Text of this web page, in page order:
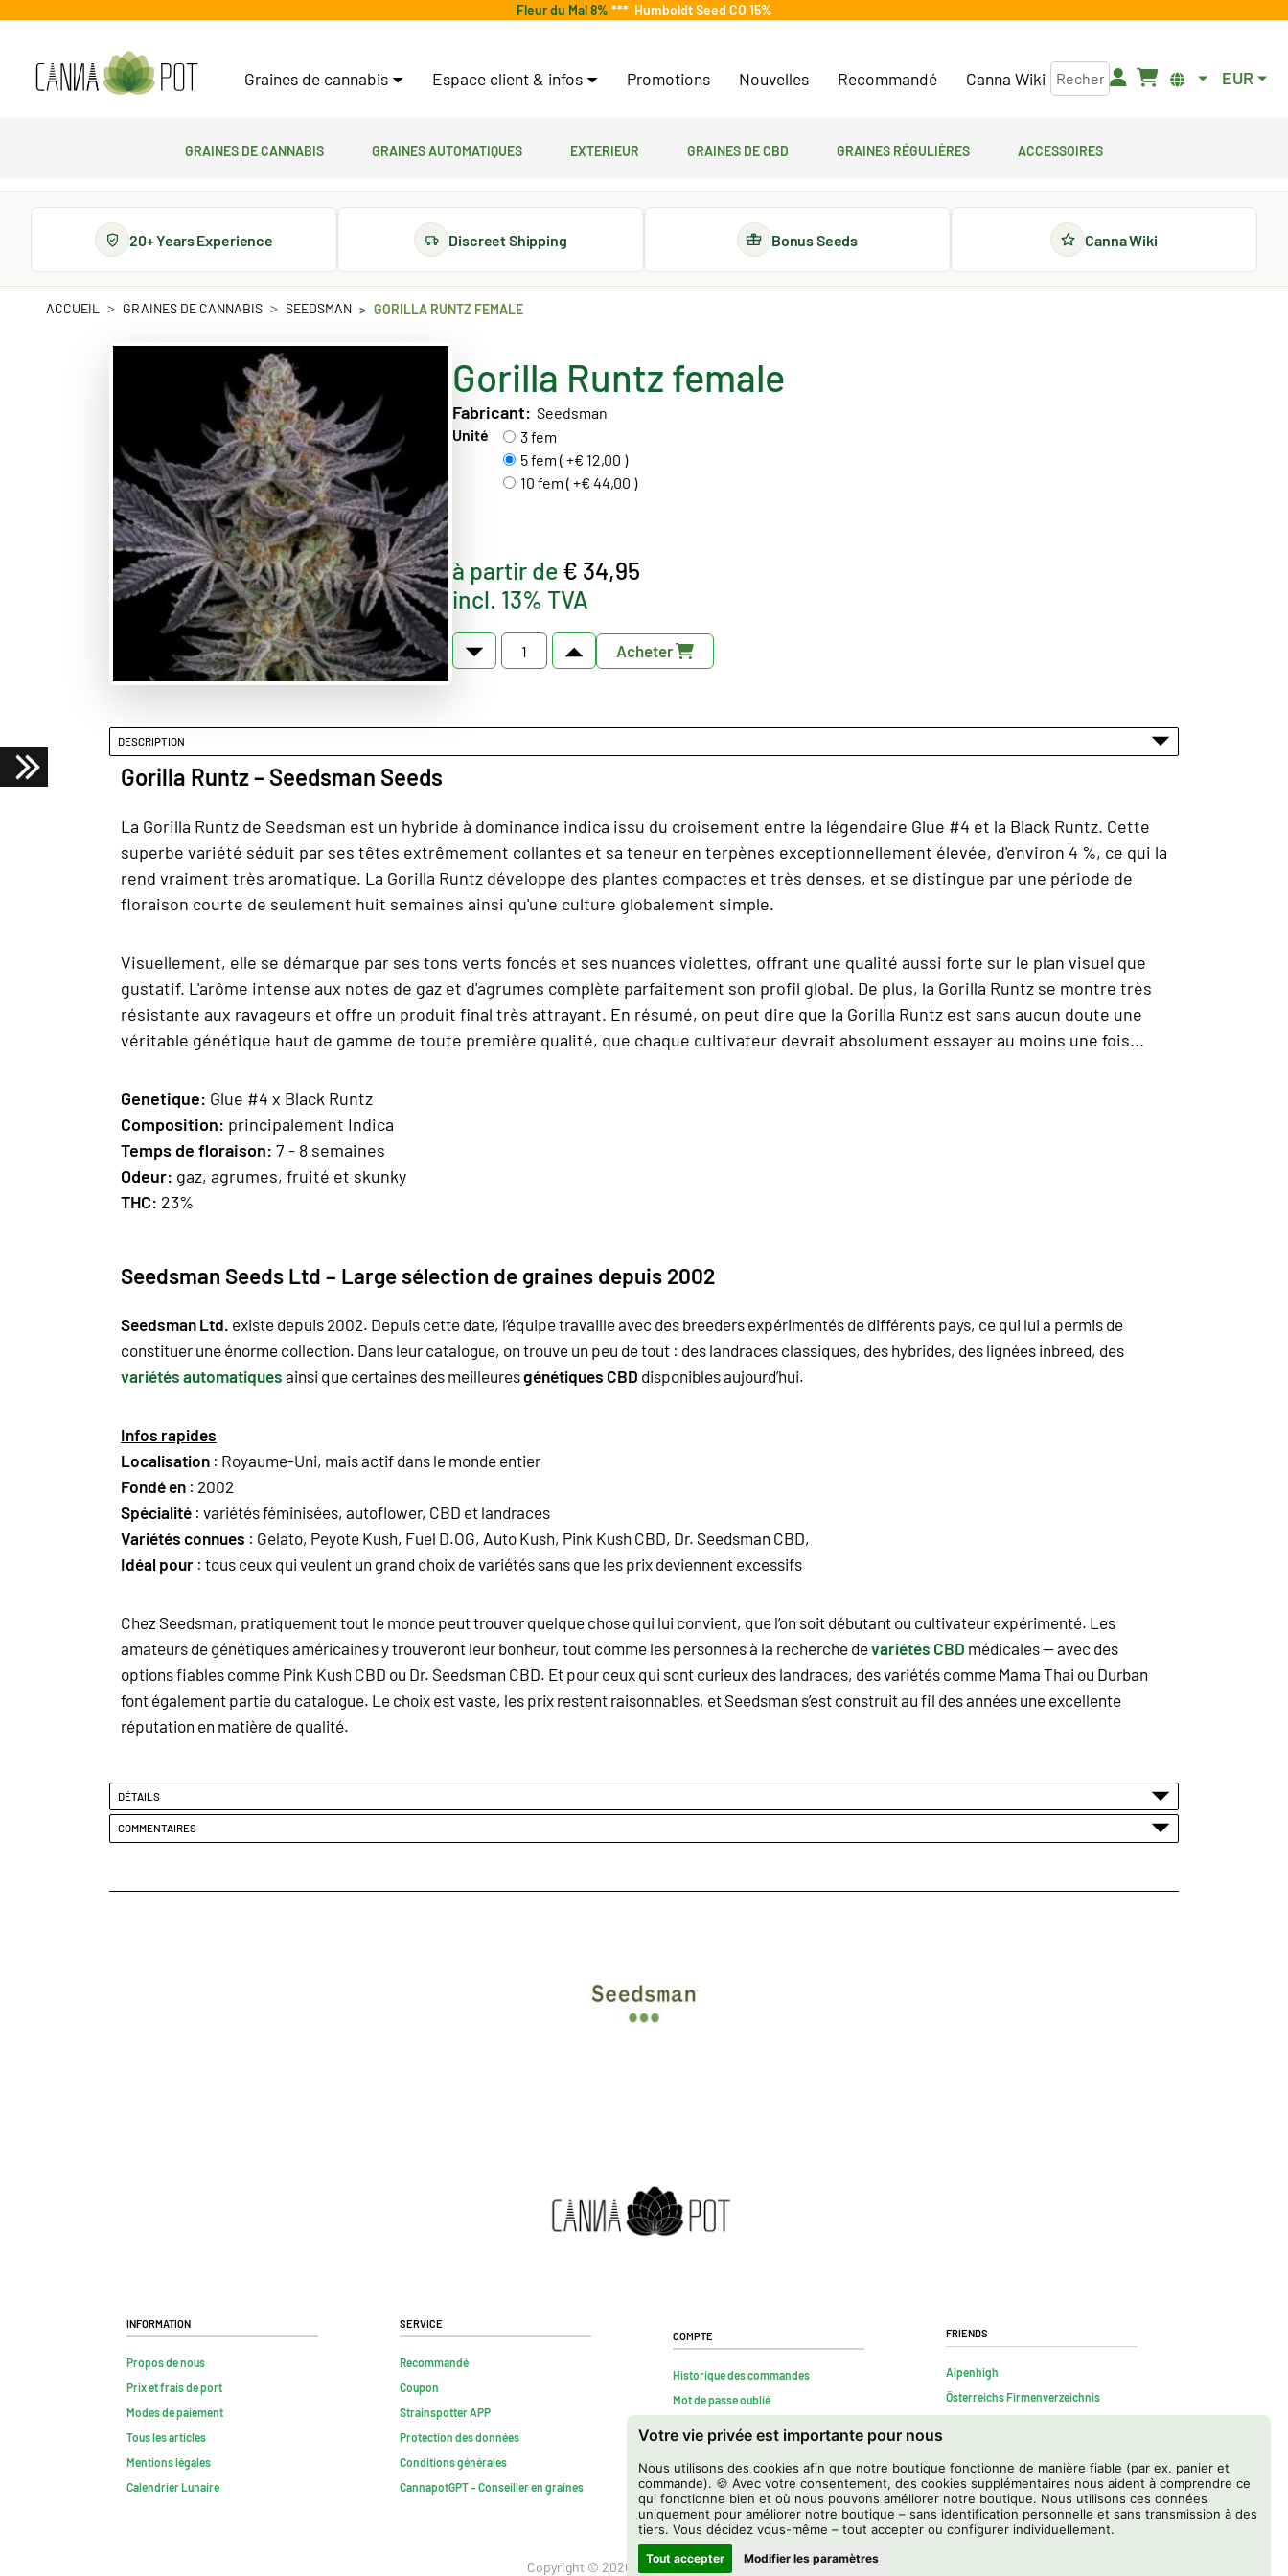
Votre vie privée est importante pour nous
Nous utilisons des cookies afin que notre boutique fonctionne de manière fiable (par ex. panier et
commande). 🍪 Avec votre consentement, des cookies supplémentaires nous aident à comprendre ce
qui fonctionne bien et où nous pouvons améliorer notre boutique. Nous utilisons ces données
uniquement pour améliorer notre boutique – sans identification personnelle et sans transmission à des
tiers. Vous décidez vous-même – tout accepter ou configurer individuellement.
Tout accepter Modifier les paramètres
Fleur du Mal 8% *** Humboldt Seed CO 15%
Graines de cannabis Espace client & infos Promotions Nouvelles Recommandé Canna Wiki EUR
Graines de cannabis Graines automatiques Exterieur Graines de CBD Graines régulières Accessoires
20+ Years Experience Discreet Shipping Bonus Seeds Canna Wiki
ACCUEIL GRAINES DE CANNABIS SEEDSMAN GORILLA RUNTZ FEMALE
Gorilla Runtz female
Fabricant: Seedsman
Unité
3 fem
5 fem ( +€ 12,00 )
10 fem ( +€ 44,00 )
à partir de € 34,95
incl. 13% TVA
Acheter
DESCRIPTION
Gorilla Runtz – Seedsman Seeds
La Gorilla Runtz de Seedsman est un hybride à dominance indica issu du croisement entre la légendaire Glue #4 et la Black Runtz. Cette
superbe variété séduit par ses têtes extrêmement collantes et sa teneur en terpènes exceptionnellement élevée, d'environ 4 %, ce qui la
rend vraiment très aromatique. La Gorilla Runtz développe des plantes compactes et très denses, et se distingue par une période de
floraison courte de seulement huit semaines ainsi qu'une culture globalement simple.
Visuellement, elle se démarque par ses tons verts foncés et ses nuances violettes, offrant une qualité aussi forte sur le plan visuel que
gustatif. L'arôme intense aux notes de gaz et d'agrumes complète parfaitement son profil global. De plus, la Gorilla Runtz se montre très
résistante aux ravageurs et offre un produit final très attrayant. En résumé, on peut dire que la Gorilla Runtz est sans aucun doute une
véritable génétique haut de gamme de toute première qualité, que chaque cultivateur devrait absolument essayer au moins une fois...
Genetique: Glue #4 x Black Runtz
Composition: principalement Indica
Temps de floraison: 7 - 8 semaines
Odeur: gaz, agrumes, fruité et skunky
THC: 23%
Seedsman Seeds Ltd – Large sélection de graines depuis 2002
Seedsman Ltd. existe depuis 2002. Depuis cette date, l’équipe travaille avec des breeders expérimentés de différents pays, ce qui lui a permis de
constituer une énorme collection. Dans leur catalogue, on trouve un peu de tout : des landraces classiques, des hybrides, des lignées inbreed, des
variétés automatiques ainsi que certaines des meilleuresgénétiques CBD disponibles aujourd’hui.
Infos rapides
Localisation : Royaume-Uni, mais actif dans le monde entier
Fondé en : 2002
Spécialité : variétés féminisées, autoflower, CBD et landraces
Variétés connues : Gelato, Peyote Kush, Fuel D.OG, Auto Kush, Pink Kush CBD, Dr. Seedsman CBD,
Idéal pour : tous ceux qui veulent un grand choix de variétés sans que les prix deviennent excessifs
Chez Seedsman, pratiquement tout le monde peut trouver quelque chose qui lui convient, que l’on soit débutant ou cultivateur expérimenté. Les
amateurs de génétiques américaines y trouveront leur bonheur, tout comme les personnes à la recherche devariétés CBD médicales — avec des
options fiables comme Pink Kush CBD ou Dr. Seedsman CBD. Et pour ceux qui sont curieux des landraces, des variétés comme Mama Thai ou Durban
font également partie du catalogue. Le choix est vaste, les prix restent raisonnables, et Seedsman s’est construit au fil des années une excellente
réputation en matière de qualité.
DÉTAILS
COMMENTAIRES
Information
Propos de nous
Prix et frais de port
Modes de paiement
Tous les articles
Mentions légales
Calendrier Lunaire
Service
Recommandé
Coupon
Strainspotter APP
Protection des données
Conditions générales
CannapotGPT – Conseiller en graines
Compte
Historique des commandes
Mot de passe oublié
Résilier contrat
Friends
Alpenhigh
Österreichs Firmenverzeichnis
Copyright © 2026 Cannapot Onlineshop